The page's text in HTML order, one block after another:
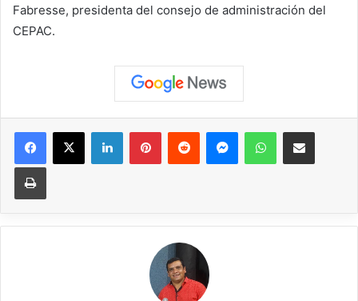
Fabresse, presidenta del consejo de administración del
CEPAC.
Facebook
X LinkedInPinterestReddit MessengerWhatsAppCompartir vía correo
Imprimir